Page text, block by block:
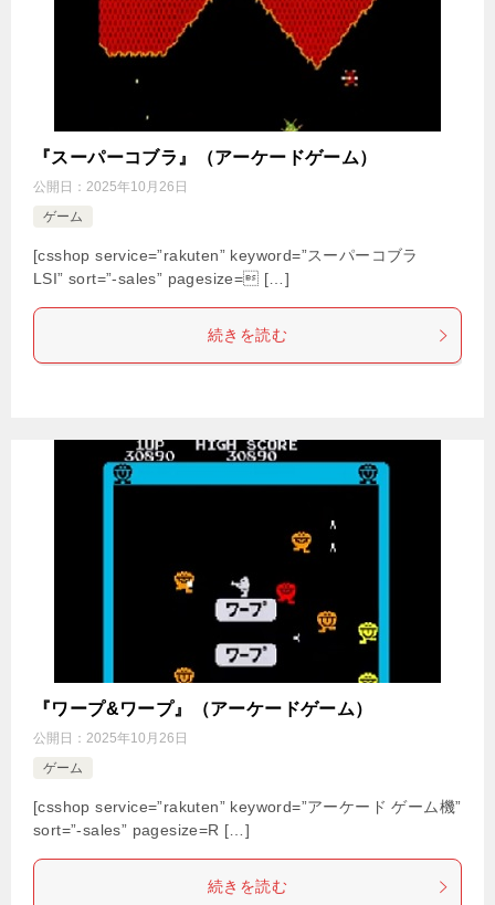
『スーパーコブラ』（アーケードゲーム）
公開日： 2025年10月26日
ゲーム
[csshop service=”rakuten” keyword=”スーパーコブラ
LSI” sort=”-sales” pagesize= […]
続きを読む
『ワープ&ワープ』（アーケードゲーム）
公開日： 2025年10月26日
ゲーム
[csshop service=”rakuten” keyword=”アーケード ゲーム機”
sort=”-sales” pagesize=R […]
続きを読む